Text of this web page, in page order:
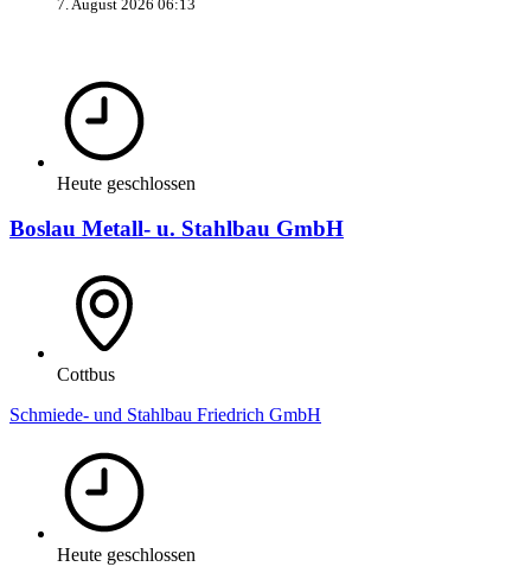
7. August 2026 06:13
Heute geschlossen
Boslau Metall- u. Stahlbau GmbH
Cottbus
Schmiede- und Stahlbau Friedrich GmbH
Heute geschlossen